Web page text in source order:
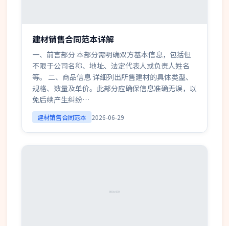
建材销售合同范本详解
一、前言部分 本部分需明确双方基本信息，包括但
不限于公司名称、地址、法定代表人或负责人姓名
等。 二、商品信息 详细列出所售建材的具体类型、
规格、数量及单价。此部分应确保信息准确无误，以
免后续产生纠纷…
建材销售合同范本 2026-06-29